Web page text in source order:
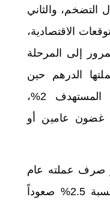
التضخم، والثاني
الاقتصادية،
إلى المرحلة
الدرهم حين
ينخفض معدل التضخم إلى المستهدف 2%،
غضون عامين أو
صرف عملته عام
2018، باعتماد نطاق تقلُّب بنسبة 2.5% صعوداً